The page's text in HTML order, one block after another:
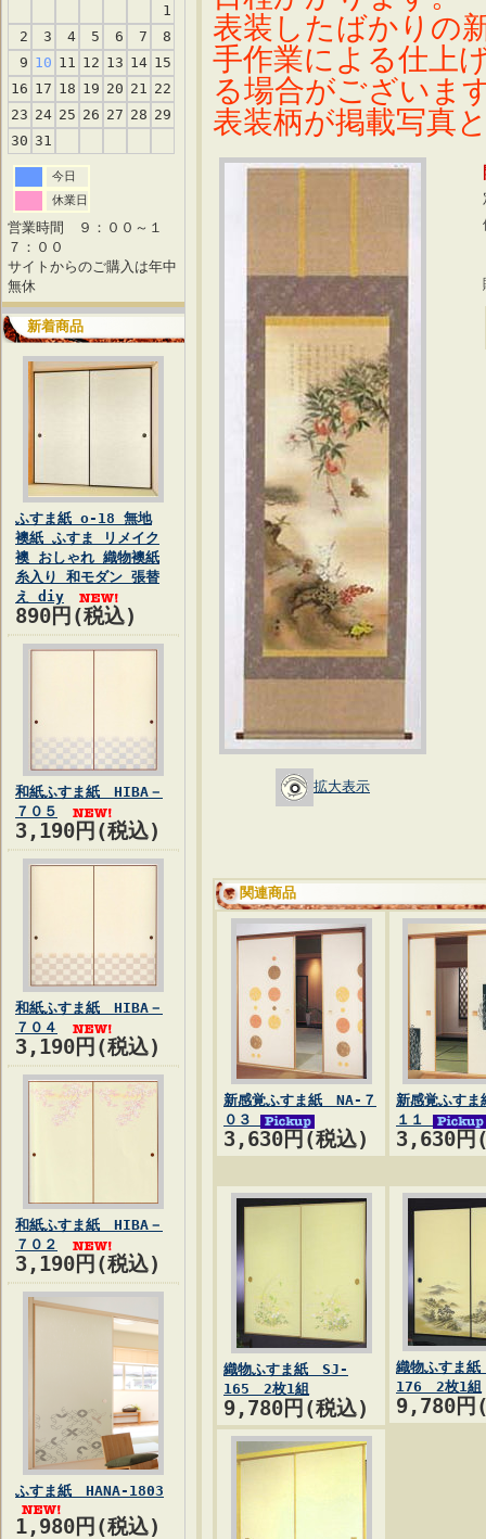
1
2
3 4 5 6 7
8
9 10 11 12 13 14 15
16 17 18 19 20 21 22
23 24 25 26 27 28 29
30 31
今日
休業日
営業時間 ９：００～１
７：００
サイトからのご購入は年中
無休
新着商品
ふすま紙 o-18 無地
襖紙 ふすま リメイク
襖 おしゃれ 織物襖紙
糸入り 和モダン 張替
え diy
890円(税込)
和紙ふすま紙 HIBA－
７０５
3,190円(税込)
和紙ふすま紙 HIBA－
７０４
3,190円(税込)
和紙ふすま紙 HIBA－
７０２
3,190円(税込)
ふすま紙 HANA-1803
1,980円(税込)
表装したばかりの
手作業による仕上
る場合がございま
表装柄が掲載写真
拡大表示
関連商品
新感覚ふすま紙 NA-７
０３
3,630円(税込)
新感覚ふす
１１
3,630円
織物ふすま紙 SJ-
165 2枚1組
9,780円(税込)
織物ふすま
176 2枚1組
9,780円